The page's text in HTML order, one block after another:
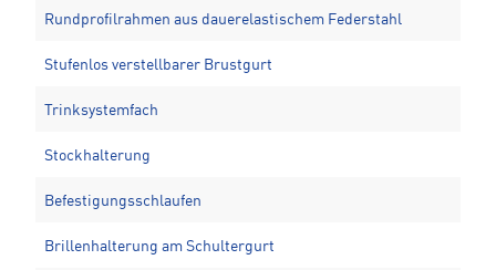
Rundprofilrahmen aus dauerelastischem Federstahl
Stufenlos verstellbarer Brustgurt
Trinksystemfach
Stockhalterung
Befestigungsschlaufen
Brillenhalterung am Schultergurt